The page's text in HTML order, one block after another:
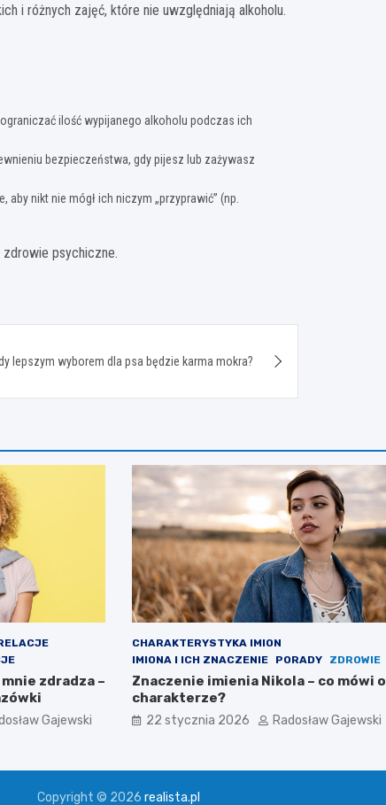
i różnych zajęć, które nie uwzględniają alkoholu.
ilość wypijanego alkoholu podczas ich
bezpieczeństwa, gdy pijesz lub zażywasz
nikt nie mógł ich niczym „przyprawić” (np.
zdrowie psychiczne.
lepszym wyborem dla psa będzie karma mokra?
zdradza –
Gajewski
CHARAKTERYSTYKA IMION
IMIONA I ICH ZNACZENIE
PORADY ZDROWIE
Znaczenie imienia Nikola – co mówi o
charakterze?
22 stycznia 2026 Radosław Gajewski
Copyright © 2026 realista.pl